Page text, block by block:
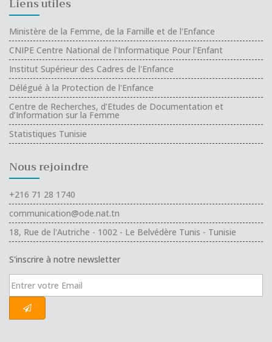
Liens utiles
Ministère de la Femme, de la Famille et de l'Enfance
CNIPE Centre National de l'Informatique Pour l'Enfant
Institut Supérieur des Cadres de l'Enfance
Délégué à la Protection de l'Enfance
Centre de Recherches, d’Etudes de Documentation et
d’Information sur la Femme
Statistiques Tunisie
Nous rejoindre
+216 71 28 1740
communication@ode.nat.tn
18, Rue de l'Autriche - 1002 - Le Belvédère Tunis - Tunisie
S'inscrire à notre newsletter